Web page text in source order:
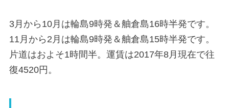
3月から10月は輪島9時発＆舳倉島16時半発です。
11月から2月は輪島9時発＆舳倉島15時半発です。
片道はおよそ1時間半。運賃は2017年8月現在で往
復4520円。